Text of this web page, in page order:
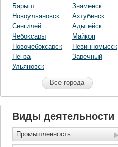
Барыш
Новоульяновск
Сенгилей
Чебоксары
Новочебоксарск
Пенза
Ульяновск
Знаменск
Ахтубинск
Адыгейск
Майкоп
Невинномысск
Заречный
Все города
Виды деятельности
Промышленность